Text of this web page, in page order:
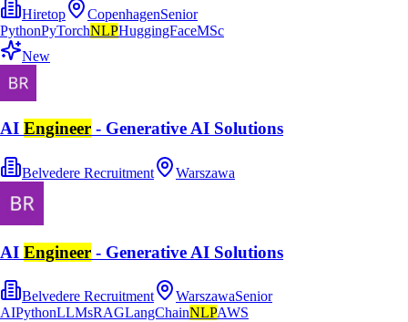
Hiretop
CopenhagenSenior
PythonPyTorchNLPHuggingFaceMSc
New
AI Engineer - Generative AI Solutions
Belvedere Recruitment Warszawa
AI Engineer - Generative AI Solutions
Belvedere Recruitment WarszawaSenior
AIPythonLLMsRAGLangChainNLPAWS